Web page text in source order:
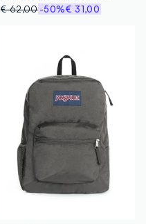
€ 62,00 -50%€ 31,00